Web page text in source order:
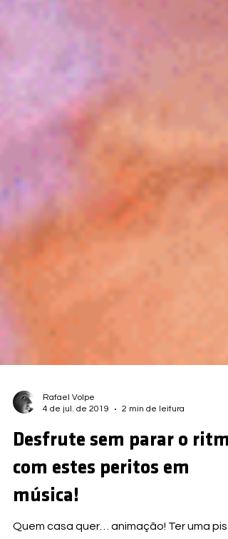
Rafael Volpe
4 de jul. de 2019
2 min de leitura
Desfrute sem parar o
com estes peritos em
música!